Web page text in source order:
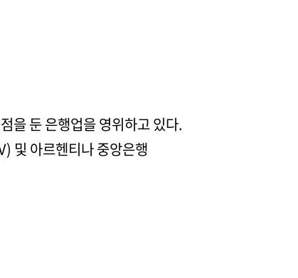
을 둔 은행업을 영위하고 있다.
및 아르헨티나 중앙은행